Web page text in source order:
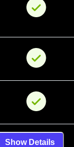
Show Details